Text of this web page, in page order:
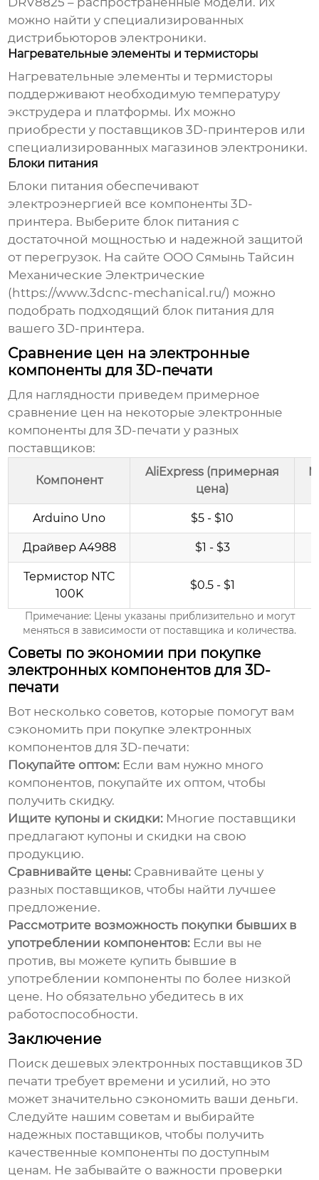
можно найти у специализированных
дистрибьюторов электроники.
Нагревательные элементы и термисторы
Нагревательные элементы и термисторы
поддерживают необходимую температуру
экструдера и платформы. Их можно
приобрести у поставщиков 3D-принтеров или
специализированных магазинов электроники.
Блоки питания
Блоки питания обеспечивают
электроэнергией все компоненты 3D-
принтера. Выберите блок питания с
достаточной мощностью и надежной защитой
от перегрузок. На сайте ООО Сямынь Тайсин
Механические Электрические
(https://www.3dcnc-mechanical.ru/) можно
подобрать подходящий блок питания для
вашего 3D-принтера.
Сравнение цен на электронные
компоненты для 3D-печати
Для наглядности приведем примерное
сравнение цен на некоторые электронные
компоненты для 3D-печати у разных
поставщиков:
Компонент
AliExpress (примерная
цена)
Arduino Uno $5 - $10
Драйвер A4988 $1 - $3
Термистор NTC
100K
$0.5 - $1
Примечание: Цены указаны приблизительно и могут
меняться в зависимости от поставщика и количества.
Советы по экономии при покупке
электронных компонентов для 3D-
печати
Вот несколько советов, которые помогут вам
сэкономить при покупке электронных
компонентов для 3D-печати:
Покупайте оптом: Если вам нужно много
компонентов, покупайте их оптом, чтобы
получить скидку.
Ищите купоны и скидки: Многие поставщики
предлагают купоны и скидки на свою
продукцию.
Сравнивайте цены: Сравнивайте цены у
разных поставщиков, чтобы найти лучшее
предложение.
Рассмотрите возможность покупки бывших в
употреблении компонентов: Если вы не
против, вы можете купить бывшие в
употреблении компоненты по более низкой
цене. Но обязательно убедитесь в их
работоспособности.
Заключение
Поискдешевых электронных поставщиков 3D
печати требует времени и усилий, но это
может значительно сэкономить ваши деньги.
Следуйте нашим советам и выбирайте
надежных поставщиков, чтобы получить
качественные компоненты по доступным
ценам. Не забывайте о важности проверки